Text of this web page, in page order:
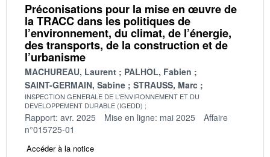
Préconisations pour la mise en œuvre de
la TRACC dans les politiques de
l’environnement, du climat, de l’énergie,
des transports, de la construction et de
l’urbanisme
MACHUREAU, Laurent
PALHOL, Fabien
SAINT-GERMAIN, Sabine
STRAUSS, Marc
INSPECTION GENERALE DE L'ENVIRONNEMENT ET DU
DEVELOPPEMENT DURABLE (IGEDD)
Rapport: avr. 2025 Mise en ligne: mai 2025
Affaire
n°015725-01
Accéder à la notice